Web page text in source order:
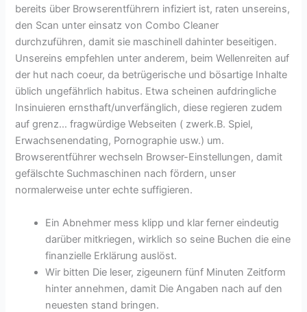
bereits über Browserentführern infiziert ist, raten unsereins,
den Scan unter einsatz von Combo Cleaner
durchzuführen, damit sie maschinell dahinter beseitigen.
Unsereins empfehlen unter anderem, beim Wellenreiten auf
der hut nach coeur, da betrügerische und bösartige Inhalte
üblich ungefährlich habitus. Etwa scheinen aufdringliche
Insinuieren ernsthaft/unverfänglich, diese regieren zudem
auf grenz… fragwürdige Webseiten ( zwerk.B. Spiel,
Erwachsenendating, Pornographie usw.) um.
Browserentführer wechseln Browser-Einstellungen, damit
gefälschte Suchmaschinen nach fördern, unser
normalerweise unter echte suffigieren.
Ein Abnehmer mess klipp und klar ferner eindeutig
darüber mitkriegen, wirklich so seine Buchen die eine
finanzielle Erklärung auslöst.
Wir bitten Die leser, zigeunern fünf Minuten Zeitform
hinter annehmen, damit Die Angaben nach auf den
neuesten stand bringen.